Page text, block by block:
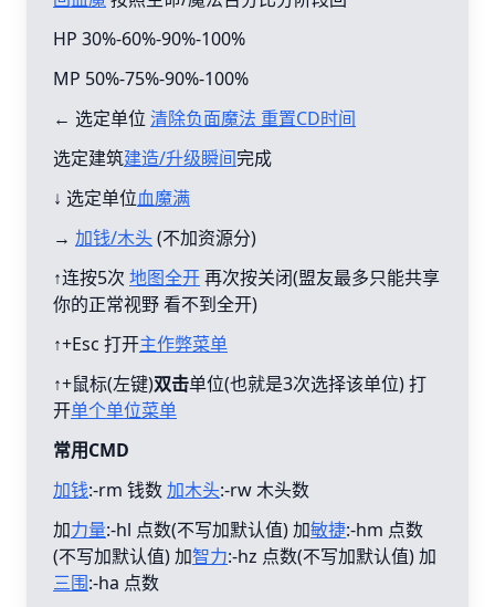
HP 30%-60%-90%-100%
MP 50%-75%-90%-100%
← 选定单位 清除负面魔法 重置CD时间
选定建筑建造/升级瞬间完成
↓ 选定单位血魔满
→ 加钱/木头(不加资源分)
↑连按5次 地图全开再次按关闭(盟友最多只能共享
你的正常视野 看不到全开)
↑+Esc 打开主作弊菜单
↑+鼠标(左键)双击单位(也就是3次选择该单位) 打
开单个单位菜单
常用CMD
加钱:-rm 钱数加木头:-rw 木头数
加力量:-hl 点数(不写加默认值) 加敏捷:-hm 点数
(不写加默认值) 加智力:-hz 点数(不写加默认值) 加
三围:-ha 点数